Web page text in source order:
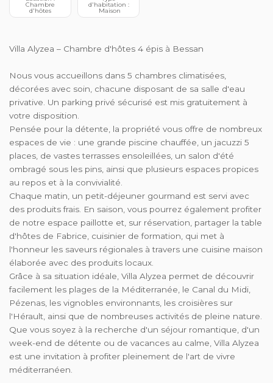
d'hôtes
d'habitation :
Maison
Villa Alyzea – Chambre d'hôtes 4 épis à Bessan
Nous vous accueillons dans 5 chambres climatisées,
décorées avec soin, chacune disposant de sa salle d'eau
privative. Un parking privé sécurisé est mis gratuitement à
votre disposition.
Pensée pour la détente, la propriété vous offre de nombreux
espaces de vie : une grande piscine chauffée, un jacuzzi 5
places, de vastes terrasses ensoleillées, un salon d'été
ombragé sous les pins, ainsi que plusieurs espaces propices
au repos et à la convivialité.
Chaque matin, un petit-déjeuner gourmand est servi avec
des produits frais. En saison, vous pourrez également profiter
de notre espace paillotte et, sur réservation, partager la table
d'hôtes de Fabrice, cuisinier de formation, qui met à
l'honneur les saveurs régionales à travers une cuisine maison
élaborée avec des produits locaux.
Grâce à sa situation idéale, Villa Alyzea permet de découvrir
facilement les plages de la Méditerranée, le Canal du Midi,
Pézenas, les vignobles environnants, les croisières sur
l'Hérault, ainsi que de nombreuses activités de pleine nature.
Que vous soyez à la recherche d'un séjour romantique, d'un
week-end de détente ou de vacances au calme, Villa Alyzea
est une invitation à profiter pleinement de l'art de vivre
méditerranéen.